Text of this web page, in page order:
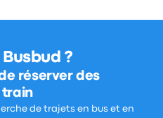
?
réserver des
train
de trajets en bus et en